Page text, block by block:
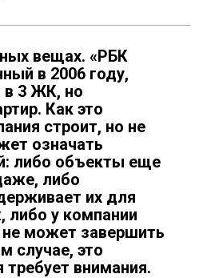
вещах. «РБК
в 2006 году,
в 3 ЖК, но
Как это
строит, но не
означать
либо объекты еще
либо
их для
либо у компании
может завершить
случае, это
требует внимания.